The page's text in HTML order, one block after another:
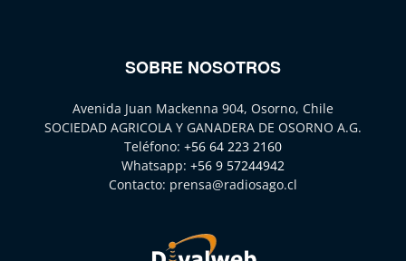
SOBRE NOSOTROS
Avenida Juan Mackenna 904, Osorno, Chile
SOCIEDAD AGRICOLA Y GANADERA DE OSORNO A.G.
Teléfono: +56 64 223 2160
Whatsapp: +56 9 57244942
Contacto: prensa@radiosago.cl